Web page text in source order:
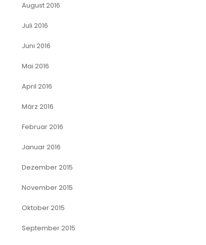
August 2016
Juli 2016
Juni 2016
Mai 2016
April 2016
März 2016
Februar 2016
Januar 2016
Dezember 2015
November 2015
Oktober 2015
September 2015